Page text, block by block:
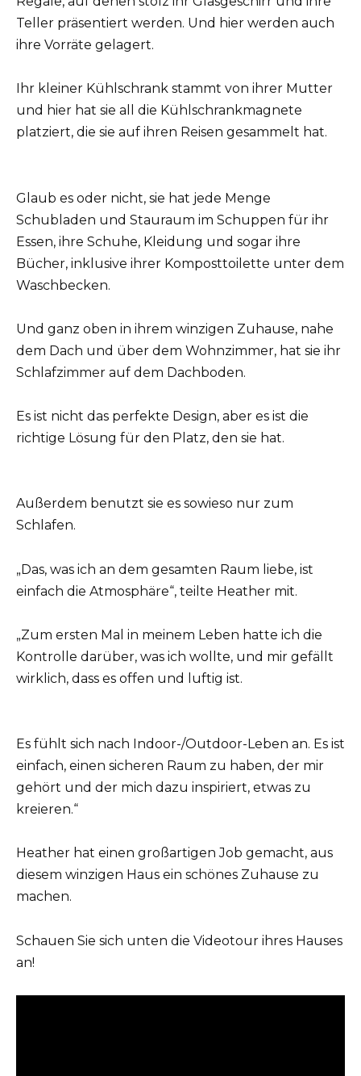
Teller präsentiert werden. Und hier werden auch
ihre Vorräte gelagert.
Ihr kleiner Kühlschrank stammt von ihrer Mutter
und hier hat sie all die Kühlschrankmagnete
platziert, die sie auf ihren Reisen gesammelt hat.
Glaub es oder nicht, sie hat jede Menge
Schubladen und Stauraum im Schuppen für ihr
Essen, ihre Schuhe, Kleidung und sogar ihre
Bücher, inklusive ihrer Komposttoilette unter dem
Waschbecken.
Und ganz oben in ihrem winzigen Zuhause, nahe
dem Dach und über dem Wohnzimmer, hat sie ihr
Schlafzimmer auf dem Dachboden.
Es ist nicht das perfekte Design, aber es ist die
richtige Lösung für den Platz, den sie hat.
Außerdem benutzt sie es sowieso nur zum
Schlafen.
„Das, was ich an dem gesamten Raum liebe, ist
einfach die Atmosphäre“, teilte Heather mit.
„Zum ersten Mal in meinem Leben hatte ich die
Kontrolle darüber, was ich wollte, und mir gefällt
wirklich, dass es offen und luftig ist.
Es fühlt sich nach Indoor-/Outdoor-Leben an. Es ist
einfach, einen sicheren Raum zu haben, der mir
gehört und der mich dazu inspiriert, etwas zu
kreieren.“
Heather hat einen großartigen Job gemacht, aus
diesem winzigen Haus ein schönes Zuhause zu
machen.
Schauen Sie sich unten die Videotour ihres Hauses
an!